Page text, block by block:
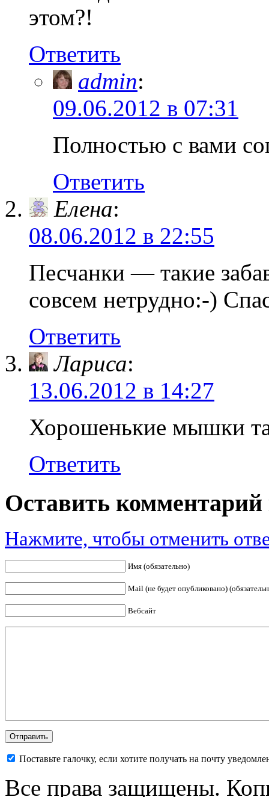
этом?!
Ответить
admin:
09.06.2012 в 07:31
Полностью с вами
Ответить
Елена:
08.06.2012 в 22:55
Песчанки — такие
совсем нетрудно:-)
Ответить
Лариса:
13.06.2012 в 14:27
Хорошенькие мышки
Ответить
Оставить
Нажмите, чтобы отменить
Имя (обязательно)
Mail (не будет опубликовано)
Вебсайт
Поставьте галочку, если хотите получать на почту
Все права защищены.